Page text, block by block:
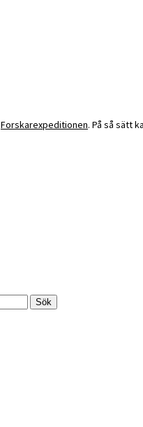
Forskarexpeditionen. På så sätt